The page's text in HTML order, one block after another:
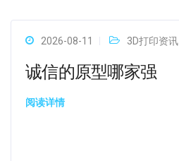
2026-08-11 3D打印资讯
诚信的原型哪家强
阅读详情